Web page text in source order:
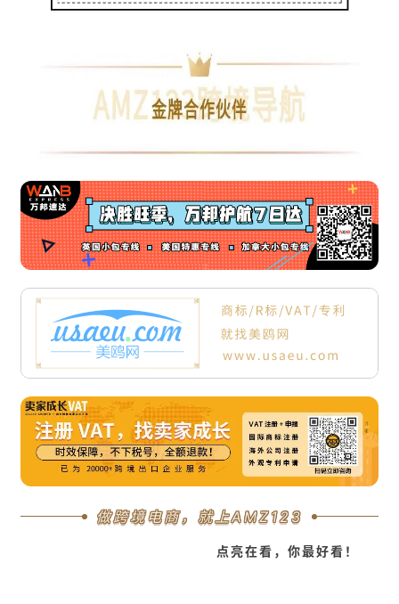
做跨境电商，就上AMZ123
点亮在看，你最好看！